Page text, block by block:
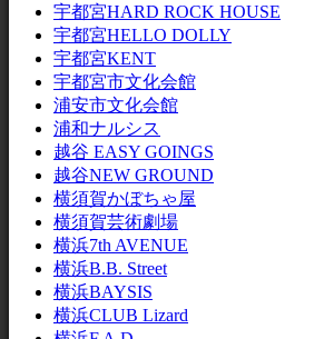
宇都宮HARD ROCK HOUSE
宇都宮HELLO DOLLY
宇都宮KENT
宇都宮市文化会館
浦安市文化会館
浦和ナルシス
越谷 EASY GOINGS
越谷NEW GROUND
横須賀かぼちゃ屋
横須賀芸術劇場
横浜7th AVENUE
横浜B.B. Street
横浜BAYSIS
横浜CLUB Lizard